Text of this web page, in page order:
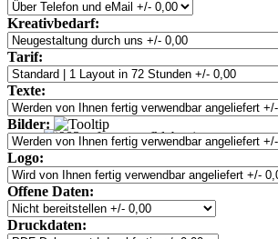
Kreativbedarf:
Tarif:
Texte:
Bilder:
Logo:
Offene Daten:
Druckdaten: